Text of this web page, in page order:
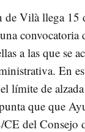
de Vilà llega 15
convocatoria
a las que se
En
límite de
que que
del Consejo